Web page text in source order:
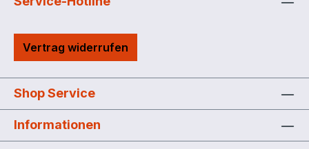
Auffangwanne aus Stahl feuerverzinkt,
Stellebene mit herausnehmbaren
Große, einflügelige Tür (Breite 1294 mm),
für einfache Handhabung. Begehbares
Schneelast) und Entwässerung über
Vertrag widerrufen
Shop Service
Informationen